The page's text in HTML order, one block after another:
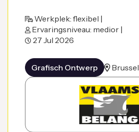
Werkplek: flexibel |
Ervaringsniveau: medior |
27 Jul 2026
Grafisch Ontwerp Brussel